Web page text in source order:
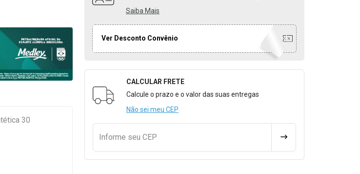
Saiba Mais
Ver Desconto Convênio
Formulário para Calcular o Frete
CALCULAR FRETE
Calcule o prazo e o valor das suas entregas
Não sei meu CEP
Informe seu CEP CALCULAR FRETE
30